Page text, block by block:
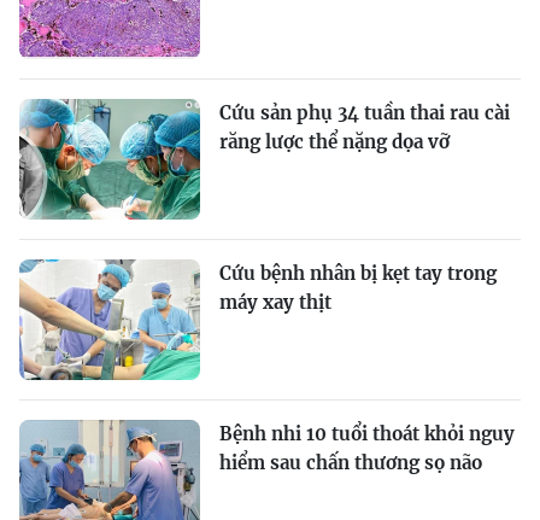
Cứu sản phụ 34 tuần thai rau cài
răng lược thể nặng dọa vỡ
Cứu bệnh nhân bị kẹt tay trong
máy xay thịt
Bệnh nhi 10 tuổi thoát khỏi nguy
hiểm sau chấn thương sọ não